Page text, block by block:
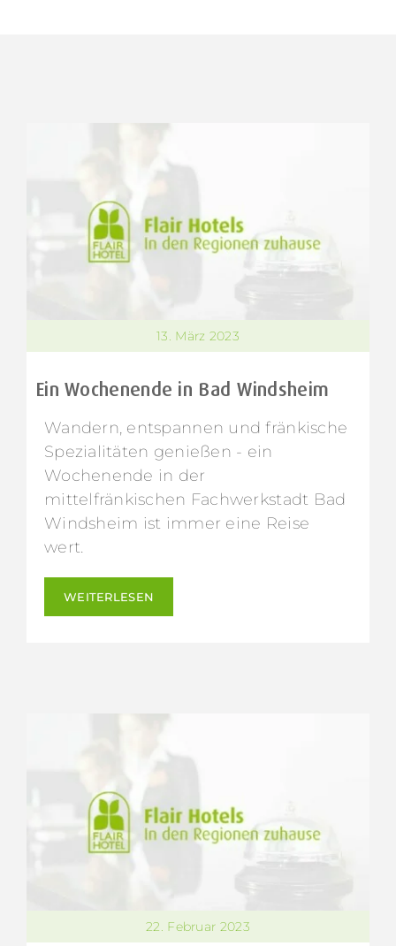
13. März 2023
Ein Wochenende in Bad Windsheim
Wandern, entspannen und fränkische
Spezialitäten genießen - ein
Wochenende in der
mittelfränkischen Fachwerkstadt Bad
Windsheim ist immer eine Reise
wert.
WEITERLESEN
22. Februar 2023